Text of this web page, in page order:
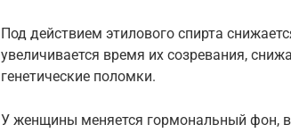
Под действием этилового спирта
увеличивается время их созревания,
генетические поломки.
У женщины меняется гормональный фон,